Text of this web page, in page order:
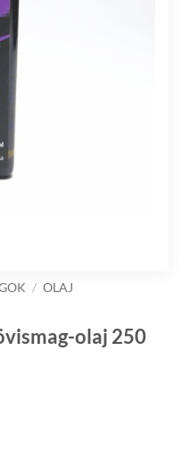
/ OLAJ
olaj 250